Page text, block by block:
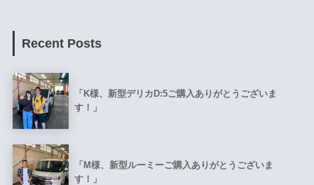
Recent Posts
「K様、新型デリカD:5ご購入ありがとうございま
す！」
「M様、新型ルーミーご購入ありがとうございま
す！」